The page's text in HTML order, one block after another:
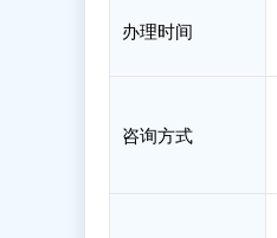
办理时间
咨询方式